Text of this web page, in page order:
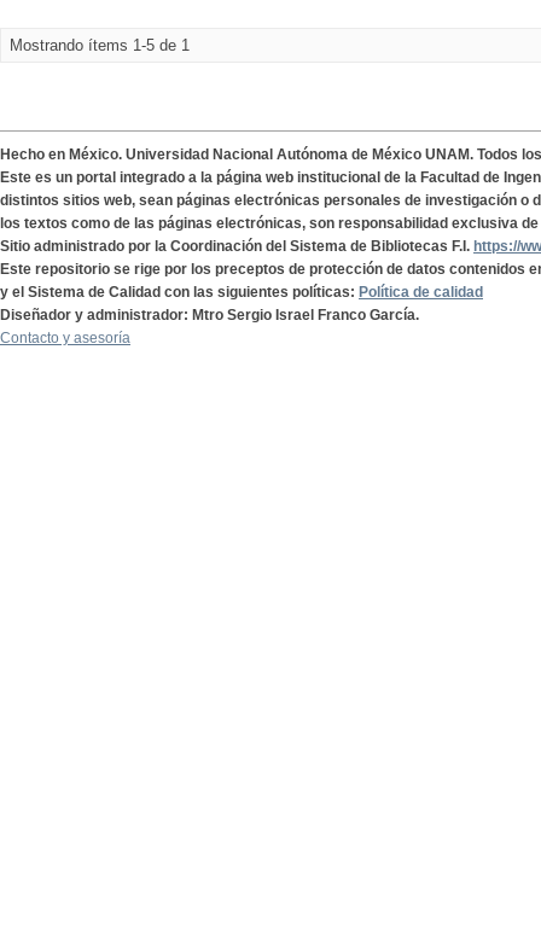
Mostrando ítems 1-5 de 1
Hecho en México. Universidad Nacional Autónoma de México UNAM. Todos
Este es un portal integrado a la página web institucional de la Facultad de
distintos sitios web, sean páginas electrónicas personales de investigación o
los textos como de las páginas electrónicas, son responsabilidad exclusiva
Sitio administrado por la Coordinación del Sistema de Bibliotecas F.I. https://
Este repositorio se rige por los preceptos de protección de datos contenidos
y el Sistema de Calidad con las siguientes políticas: Política de calidad
Diseñador y administrador: Mtro Sergio Israel Franco García.
Contacto y asesoría